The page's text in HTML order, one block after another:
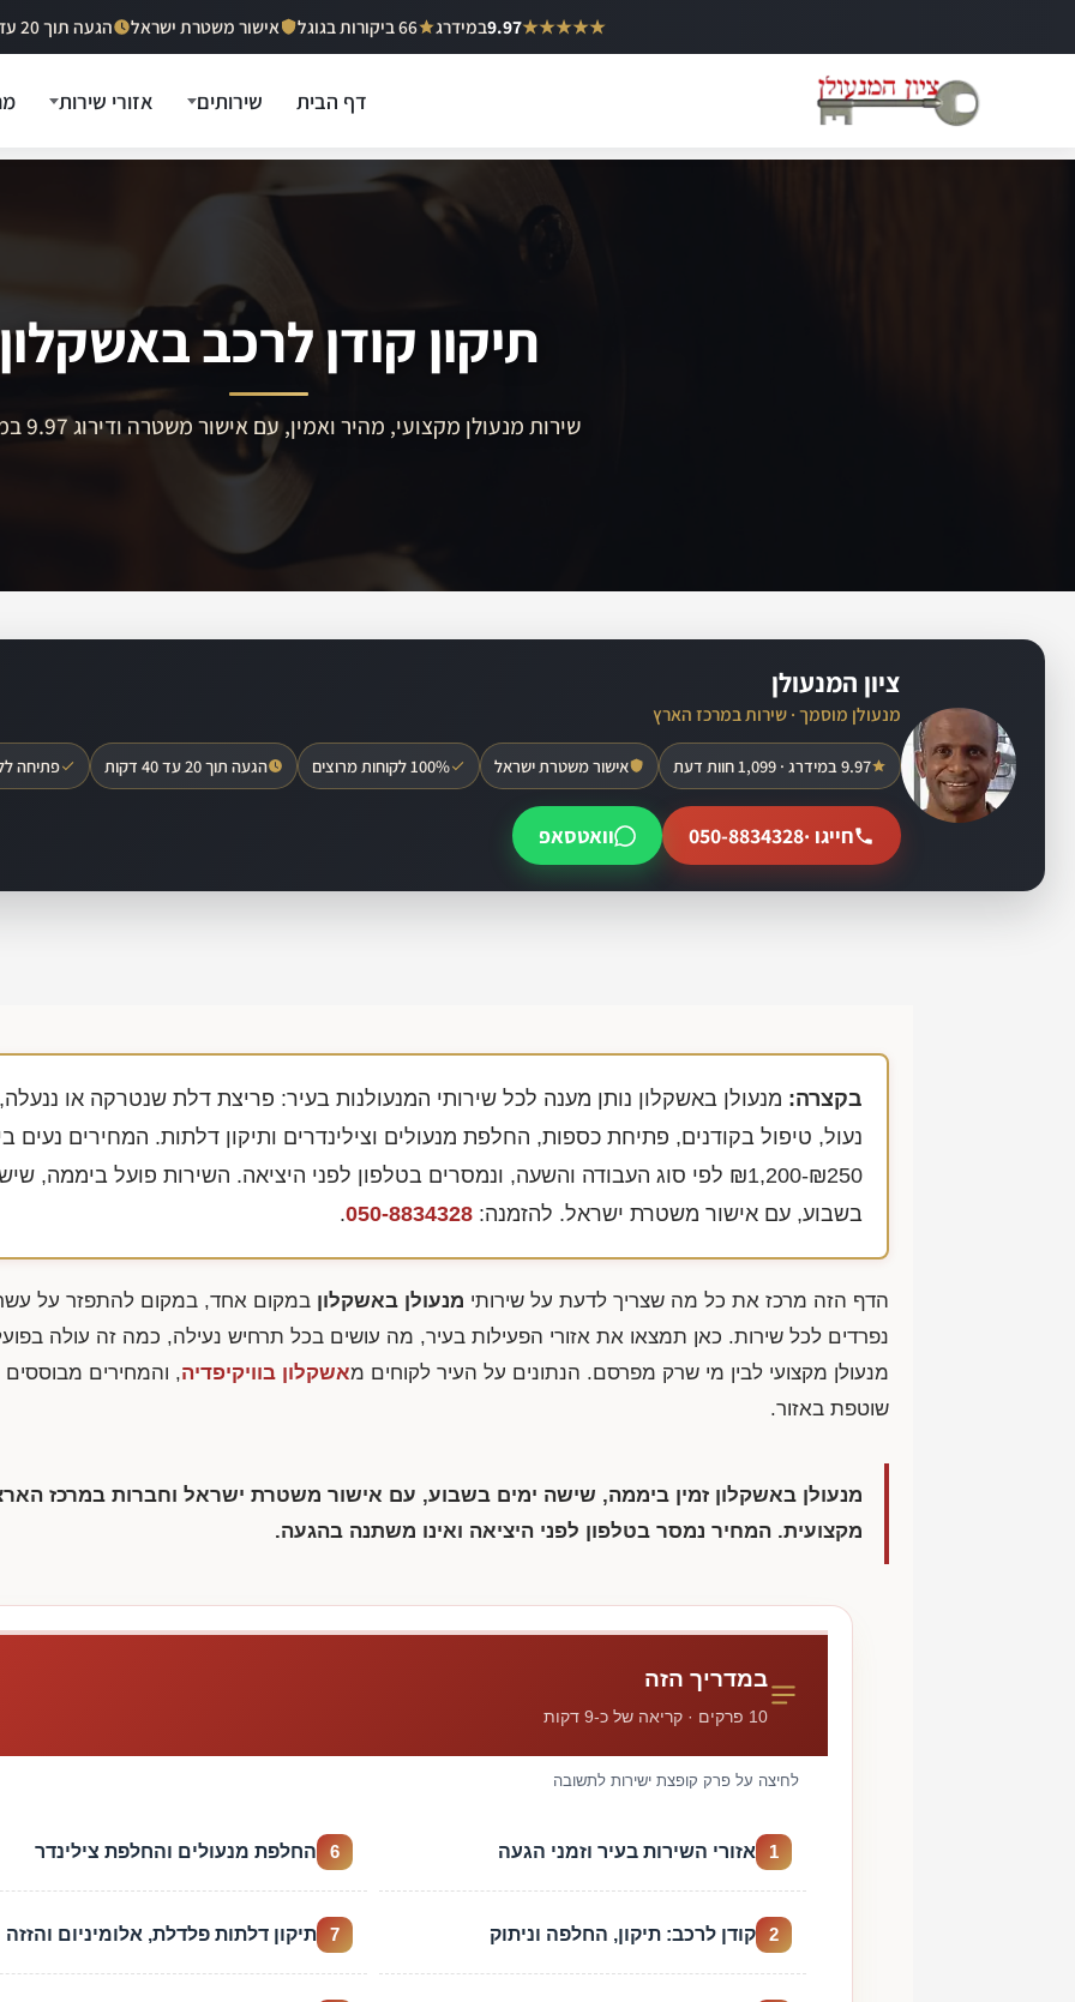
לתוכן
★★★★★
9.97במידרג 66 ביקורות בגוגל אישור משטרת ישראל הגעה תוך 20 עד 40 דקות
דף הבית שירותים אזורי שירות
תיקון קודן לרכב
שירות מנעולן מקצועי, מהיר ואמין, עם אישור משטרה ודירוג 9.97 במידרג
ציון המנעולן
מנעולן מוסמך · שירות במרכז הארץ
9.97 במידרג · 1,099 חוות דעת אישור משטרת ישראל 100% לקוחות מרוצים הגעה תוך 20 עד 40 דקות פתיחה
חייגו ·050-8834328 וואטסאפ
בקצרה: מנעולן באשקלון נותן מענה לכל שירותי המנעולנות בעיר: פריצת דלת שנטרקה או
נעול, טיפול בקודנים, פתיחת כספות, החלפת מנעולים וצילינדרים ותיקון דלתות. המחירים נעים
₪1,200-₪250 לפי סוג העבודה והשעה, ונמסרים בטלפון לפני היציאה. השירות פועל ביממה,
בשבוע, עם אישור משטרת ישראל. להזמנה: 050-8834328
.
הדף הזה מרכז את כל מה שצריך לדעת על שירותי מנעולן באשקלון במקום אחד, במקום להתפזר על
נפרדים לכל שירות. כאן תמצאו את אזורי הפעילות בעיר, מה עושים בכל תרחיש נעילה, כמה זה עולה
מנעולן מקצועי לבין מי שרק מפרסם. הנתונים על העיר לקוחים מאשקלון בוויקיפדיה, והמחירים
שוטפת באזור.
מנעולן באשקלון זמין ביממה, שישה ימים בשבוע, עם אישור משטרת ישראל וחברות במרכז
מקצועית. המחיר נמסר בטלפון לפני היציאה ואינו משתנה בהגעה.
במדריך הזה
10 פרקים · קריאה של כ-9 דקות
לחיצה על פרק קופצת ישירות לתשובה
1 אזורי השירות בעיר וזמני הגעה
2 קודן לרכב: תיקון, החלפה וניתוק
6 החלפת מנעולים והחלפת צילינדר
7 תיקון דלתות פלדלת, אלומיניום והזזה